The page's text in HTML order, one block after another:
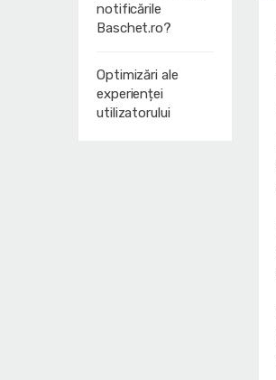
notificările
Baschet.ro?
Optimizări ale
experienței
utilizatorului